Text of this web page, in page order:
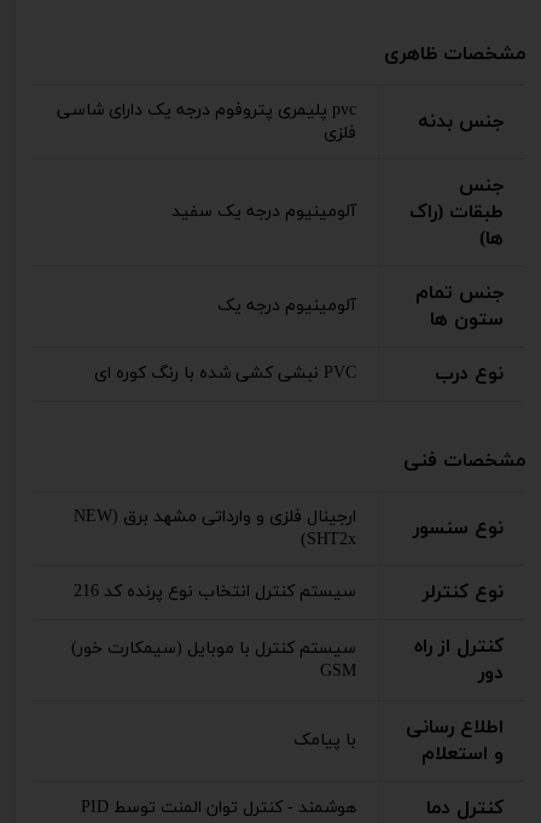
مشخصات ظاهری
جنس بدنه
pvc پلیمری پتروفوم درجه یک دارای شاسی
فلزی
جنس
طبقات (راک
ها)
آلومینیوم درجه یک سفید
جنس تمام
ستون ها
آلومینیوم درجه یک
نوع درب PVC نبشی کشی شده با رنگ کوره ای
مشخصات فنی
نوع سنسور
ارجینال فلزی و وارداتی مشهد برق (NEW
SHT2x)
نوع کنترلر سیستم کنترل انتخاب نوع پرنده کد 216
کنترل از راه
دور
سیستم کنترل با موبایل (سیمکارت خور)
GSM
اطلاع رسانی
و استعلام
با پیامک
کنترل دما هوشمند - کنترل توان المنت توسط PID